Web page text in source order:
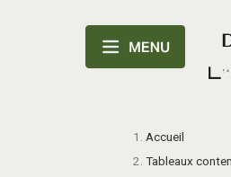
Accueil
Tableaux